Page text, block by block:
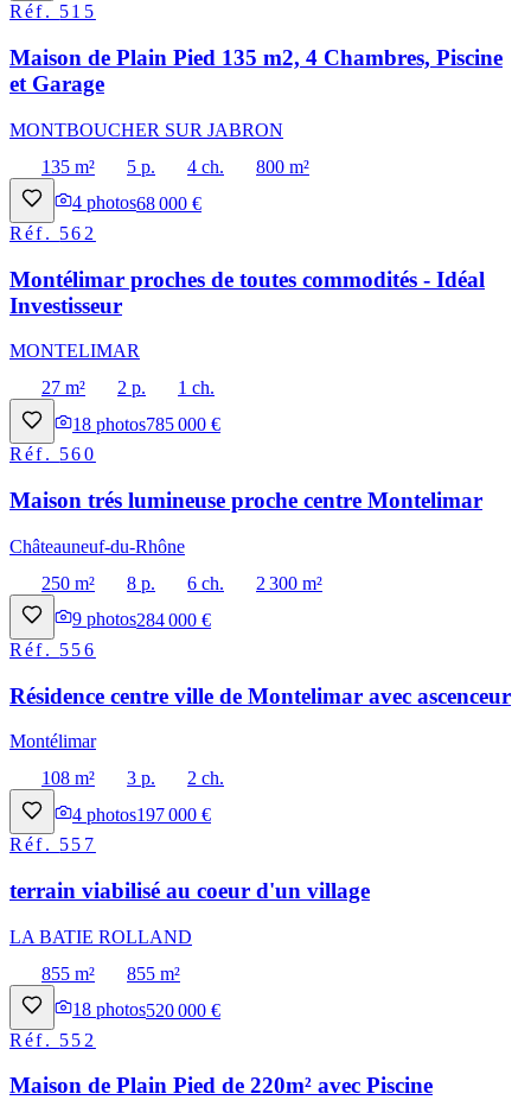
Réf. 515
Maison de Plain Pied 135 m2, 4 Chambres, Piscine
et Garage
MONTBOUCHER SUR JABRON
135 m²
5 p. 4 ch.
800 m²
4 photos68 000 €
Réf. 562
Montélimar proches de toutes commodités - Idéal
Investisseur
MONTELIMAR
27 m²
2 p.
1 ch.
18 photos785 000 €
Réf. 560
Maison trés lumineuse proche centre Montelimar
Châteauneuf-du-Rhône
250 m²
8 p. 6 ch.
2 300 m²
9 photos284 000 €
Réf. 556
Résidence centre ville de Montelimar avec ascenceur
Montélimar
108 m²
3 p.
2 ch.
4 photos197 000 €
Réf. 557
terrain viabilisé au coeur d'un village
LA BATIE ROLLAND
855 m²
855 m²
18 photos520 000 €
Réf. 552
Maison de Plain Pied de 220m² avec Piscine